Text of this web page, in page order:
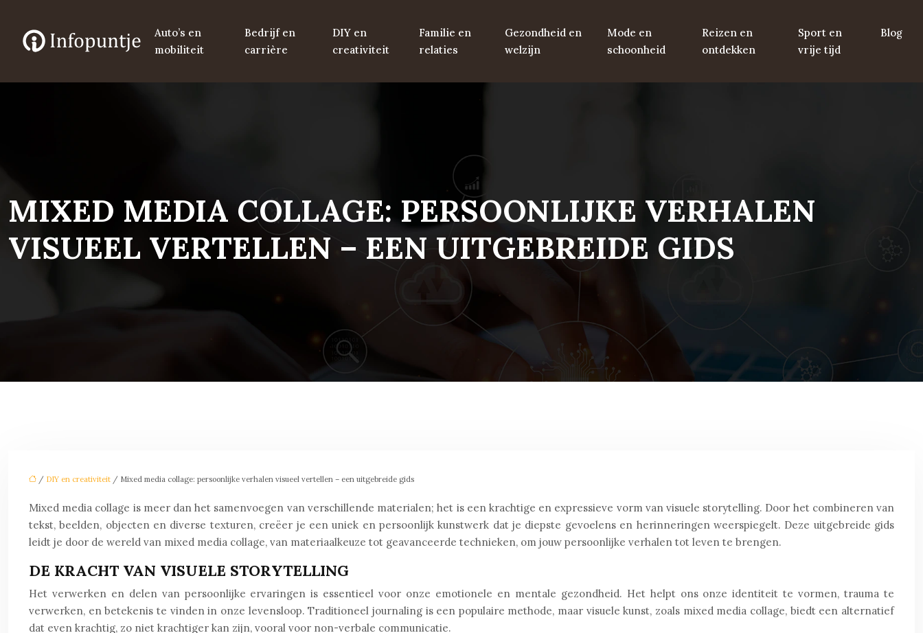
Auto’s en
mobiliteit
Bedrijf en
carrière
DIY en
creativiteit
Familie en
relaties
Gezondheid en
welzijn
Mode en
schoonheid
Reizen en
ontdekken
Sport en
vrije tijd
Blog
MIXED MEDIA COLLAGE: PERSOONLIJKE VERHALEN
VISUEEL VERTELLEN – EEN UITGEBREIDE GIDS
/ DIY en creativiteit / Mixed media collage: persoonlijke verhalen visueel vertellen – een uitgebreide gids
Mixed media collage is meer dan het samenvoegen van verschillende materialen; het is een krachtige en expressieve vorm van visuele storytelling. Door het combineren van
tekst, beelden, objecten en diverse texturen, creëer je een uniek en persoonlijk kunstwerk dat je diepste gevoelens en herinneringen weerspiegelt. Deze uitgebreide gids
leidt je door de wereld van mixed media collage, van materiaalkeuze tot geavanceerde technieken, om jouw persoonlijke verhalen tot leven te brengen.
DE KRACHT VAN VISUELE STORYTELLING
Het verwerken en delen van persoonlijke ervaringen is essentieel voor onze emotionele en mentale gezondheid. Het helpt ons onze identiteit te vormen, trauma te
verwerken, en betekenis te vinden in onze levensloop. Traditioneel journaling is een populaire methode, maar visuele kunst, zoals mixed media collage, biedt een alternatief
dat even krachtig, zo niet krachtiger kan zijn, vooral voor non-verbale communicatie.